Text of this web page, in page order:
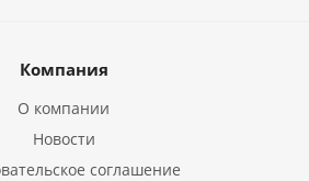
Компания
О компании
Новости
соглашение